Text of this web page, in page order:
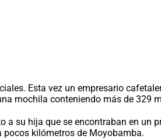
Esta vez un empresario
mochila conteniendo más de 329
a su hija que se encontraban en un
pocos kilómetros de Moyobamba.